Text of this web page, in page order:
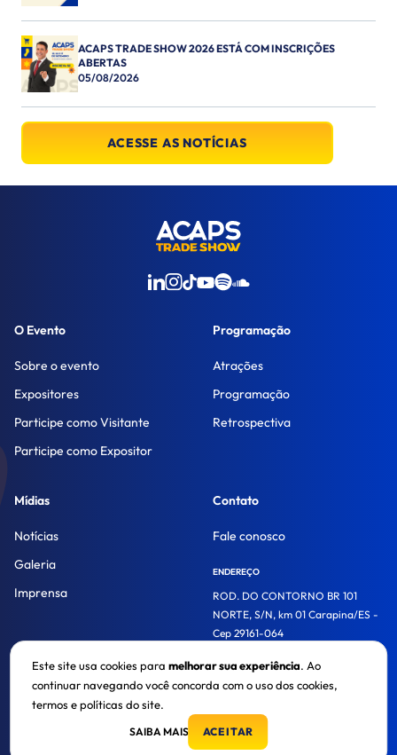
ACAPS TRADE SHOW 2026 ESTÁ COM INSCRIÇÕES
ABERTAS
05/08/2026
ACESSE AS NOTÍCIAS
O Evento
Sobre o evento
Expositores
Participe como Visitante
Participe como Expositor
Programação
Atrações
Programação
Retrospectiva
Mídias
Notícias
Galeria
Imprensa
Contato
Fale conosco
ENDEREÇO
ROD. DO CONTORNO BR 101
NORTE, S/N, km 01 Carapina/ES -
Cep 29161-064
© 2026. Acaps Trade Show. Todos os direitos reservados.
CRAFTED BY
Este site usa cookies paramelhorar sua experiência. Ao
continuar navegando você concorda com o uso dos cookies,
termos e políticas do site.
SAIBA MAIS ACEITAR